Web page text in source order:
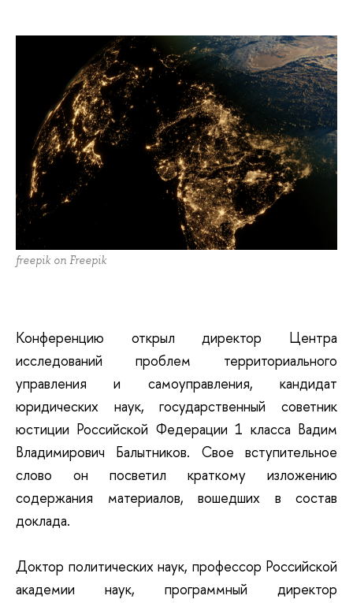
freepik on Freepik
Конференцию открыл директор Центра
исследований проблем территориального
управления и самоуправления, кандидат
юридических наук, государственный советник
юстиции Российской Федерации 1 класса Вадим
Владимирович Балытников. Свое вступительное
слово он посветил краткому изложению
содержания материалов, вошедших в состав
доклада.
Доктор политических наук, профессор Российской
академии наук, программный директор